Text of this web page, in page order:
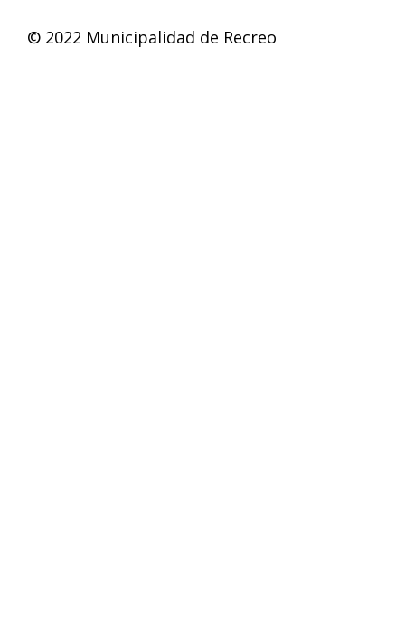
© 2022 Municipalidad de Recreo